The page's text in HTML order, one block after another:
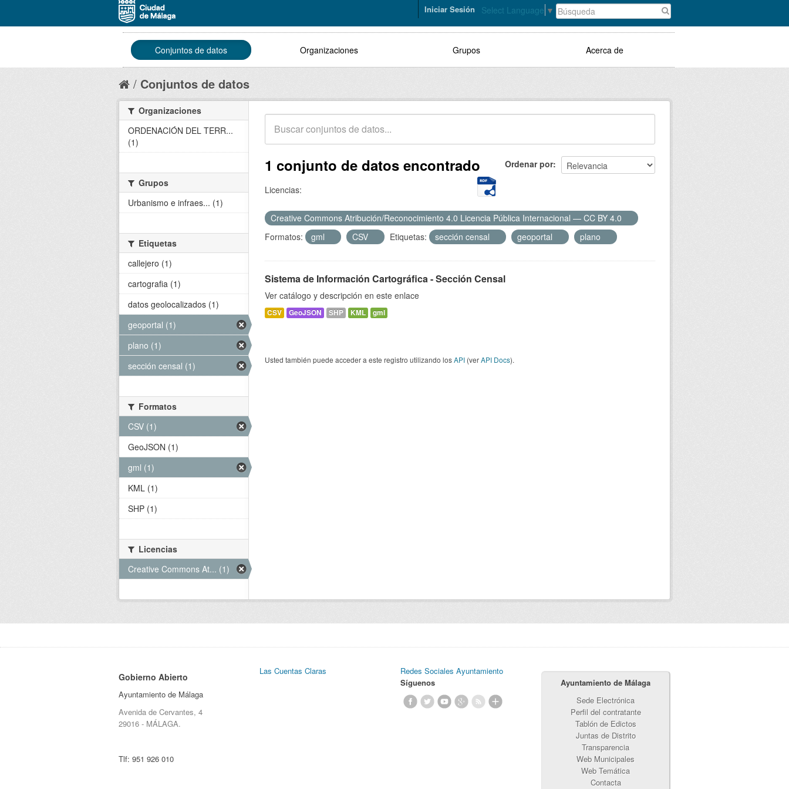
Select Language ▼
Iniciar Sesión
Conjuntos de datos Organizaciones Grupos Acerca de
Conjuntos de datos
Ordenar por
1 conjunto de datos encontrado
Licencias:
Creative Commons Atribución/Reconocimiento 4.0 Licencia Pública Internacional — CC BY 4.0
Formatos:
gml CSV Etiquetas: sección censal geoportal plano
Sistema de Información Cartográfica - Sección Censal
Ver catálogo y descripción en este enlace
CSV GeoJSON SHP KML gml
Usted también puede acceder a este registro utilizando losAPI (verAPI Docs).
Organizaciones
ORDENACIÓN DEL TERR...
(1)
Grupos
Urbanismo e infraes... (1)
Etiquetas
callejero (1)
cartografia (1)
datos geolocalizados (1)
geoportal (1)
plano (1)
sección censal (1)
Formatos
CSV (1)
GeoJSON (1)
gml (1)
KML (1)
SHP (1)
Licencias
Creative Commons At... (1)
Gobierno Abierto
Ayuntamiento de Málaga
Avenida de Cervantes, 4
29016 - MÁLAGA.
Tlf: 951 926 010
Las Cuentas Claras
Redes Sociales Ayuntamiento
Síguenos
Ayuntamiento de Málaga
Sede Electrónica
Perfil del contratante
Tablón de Edictos
Juntas de Distrito
Transparencia
Web Municipales
Web Temática
Contacta